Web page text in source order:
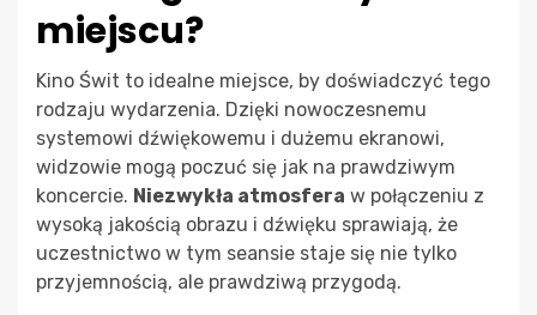
miejscu?
Kino Świt to idealne miejsce, by doświadczyć tego
rodzaju wydarzenia. Dzięki nowoczesnemu
systemowi dźwiękowemu i dużemu ekranowi,
widzowie mogą poczuć się jak na prawdziwym
koncercie. Niezwykła atmosfera w połączeniu z
wysoką jakością obrazu i dźwięku sprawiają, że
uczestnictwo w tym seansie staje się nie tylko
przyjemnością, ale prawdziwą przygodą.